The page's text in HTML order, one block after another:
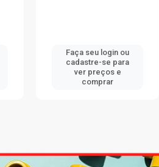
Faça seu login ou
cadastre-se para
ver preços e
comprar